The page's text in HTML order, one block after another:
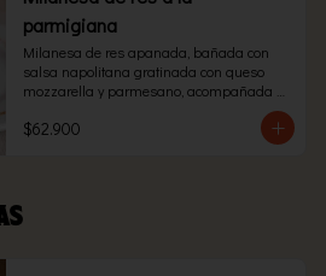
parmigiana
Milanesa de res apanada, bañada con
salsa napolitana gratinada con queso
mozzarella y parmesano, acompañada
$62.900